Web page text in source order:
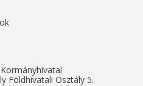
Földhivatali Osztály 5.